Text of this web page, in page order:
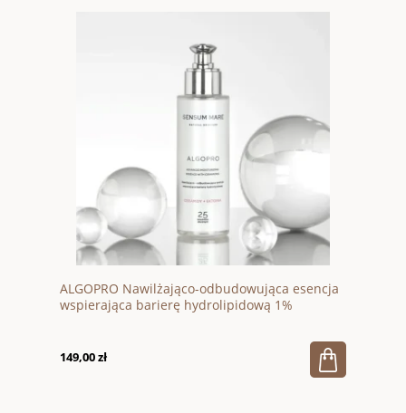
ALGOPRO Nawilżająco-odbudowująca esencja
wspierająca barierę hydrolipidową 1%
149,00 zł